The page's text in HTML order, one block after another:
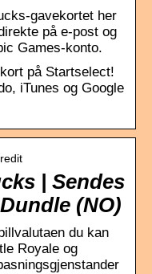
gavekortet her
på e-post og
Games-konto.
på Startselect!
iTunes og Google
| Sendes
(NO)
du kan
Royale og